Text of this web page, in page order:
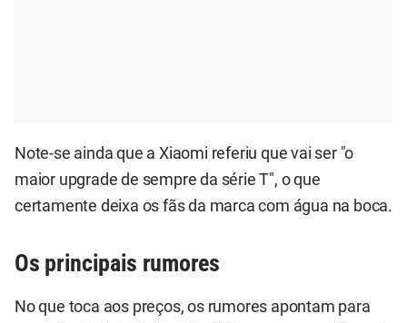
Note-se ainda que a Xiaomi referiu que vai ser "o
maior upgrade de sempre da série T", o que
certamente deixa os fãs da marca com água na boca.
Os principais rumores
No que toca aos preços, os rumores apontam para